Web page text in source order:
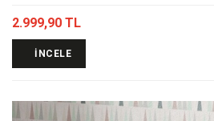
2.999,90 TL
İNCELE